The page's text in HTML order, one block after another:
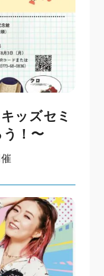
ッズセミ
！〜